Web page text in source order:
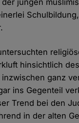
jungen
hinsichtlich des
ganz
ins Gegenteil
Trend bei den
in der alten